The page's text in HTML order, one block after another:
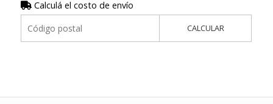
Calculá el costo de envío
CALCULAR